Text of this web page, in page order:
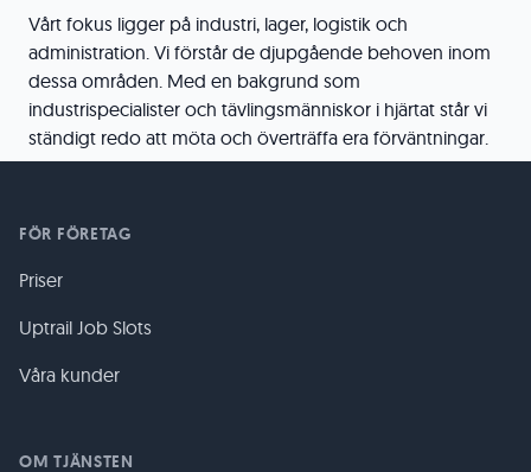
Vårt fokus ligger på industri, lager, logistik och
administration. Vi förstår de djupgående behoven inom
dessa områden. Med en bakgrund som
industrispecialister och tävlingsmänniskor i hjärtat står vi
ständigt redo att möta och överträffa era förväntningar.
FÖR FÖRETAG
Priser
Uptrail Job Slots
Våra kunder
OM TJÄNSTEN